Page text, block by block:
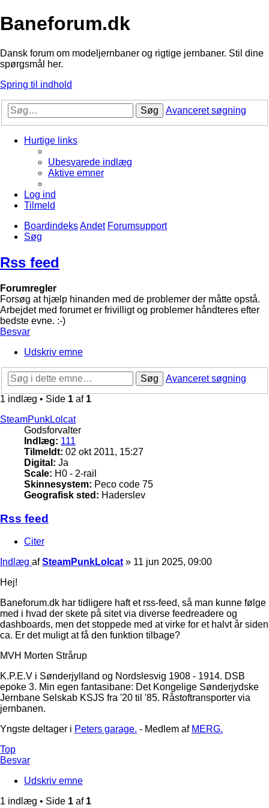
Baneforum.dk
Dansk forum om modeljernbaner og rigtige jernbaner. Stil dine
spørgsmål her.
Spring til indhold
Søg Avanceret søgning
Hurtige links
Ubesvarede indlæg
Aktive emner
Log ind
Tilmeld
BoardindeksAndet Forumsupport
Søg
Rss feed
Forumregler
Forsøg at hjælp hinanden med de problemer der måtte opstå.
Arbejdet med forumet er frivilligt og problemer håndteres efter
bedste evne. :-)
Besvar
Udskriv emne
Søg
Avanceret søgning
1 indlæg • Side 1 af 1
SteamPunkLolcat
Godsforvalter
Indlæg: 111
Tilmeldt: 02 okt 2011, 15:27
Digital: Ja
Scale: H0 - 2-rail
Skinnesystem: Peco code 75
Geografisk sted: Haderslev
Rss feed
Citer
Indlæg afSteamPunkLolcat » 11 jun 2025, 09:00
Hej!
Baneforum.dk har tidligere haft et rss-feed, så man kunne følge
med i hvad der skete på sitet via diverse feedreadere og
dashboards, men det stoppede med at virke for et halvt år siden
ca. Er det muligt at få den funktion tilbage?
MVH Morten Strårup
K.P.E.V i Sønderjylland og Nordslesvig 1908 - 1914. DSB
epoke 3. Min egen fantasibane: Det Kongelige Sønderjydske
Jernbane Selskab KSJS fra '20 til '85. Råstoftransporter via
jernbanen.
Yngste deltager i Peters garage. - Medlem af MERG.
Top
Besvar
Udskriv emne
1 indlæg • Side 1 af 1